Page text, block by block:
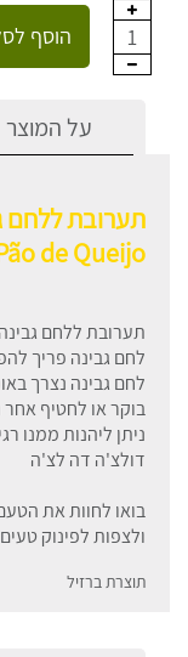
1 הוסף
על המוצר
תערובת ללחם
de Queijo
לחם גבינה פריך
לחם גבינה נצרך
בוקר או לחטיף אחר
ניתן ליהנות ממנו
דולצ'ה דה לצ'ה
ולצפות לפינוק
תוצרת ברזיל